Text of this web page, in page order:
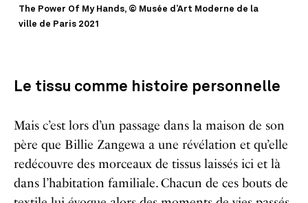
The Power Of My Hands, © Musée d’Art Moderne de la
ville de Paris 2021
Le tissu comme histoire personnelle
Mais c’est lors d’un passage dans la maison de son
père que Billie Zangewa a une révélation et qu’elle
redécouvre des morceaux de tissus laissés ici et là
dans l’habitation familiale. Chacun de ces bouts de